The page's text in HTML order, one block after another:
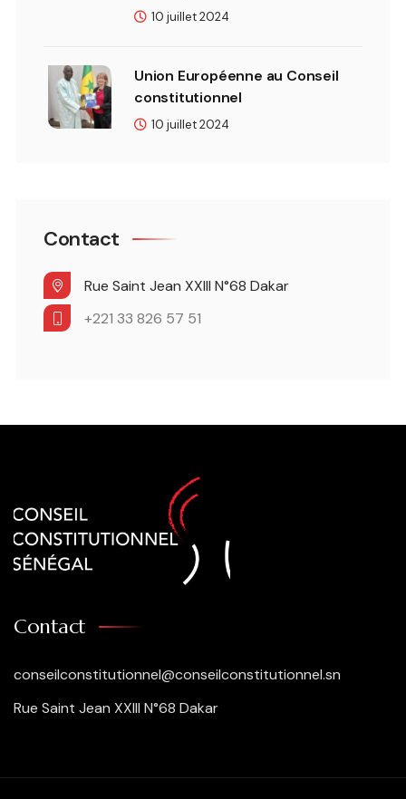
10 juillet 2024
Union Européenne au Conseil
constitutionnel
10 juillet 2024
Contact
Rue Saint Jean XXIII N°68 Dakar
+221 33 826 57 51
Contact
conseilconstitutionnel@conseilconstitutionnel.sn
Rue Saint Jean XXIII N°68 Dakar